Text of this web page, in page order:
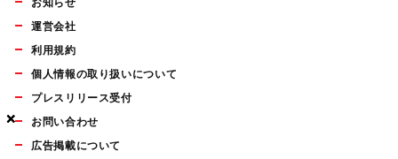
×
×
×
お知らせ
運営会社
利用規約
個人情報の取り扱いについて
プレスリリース受付
お問い合わせ
広告掲載について